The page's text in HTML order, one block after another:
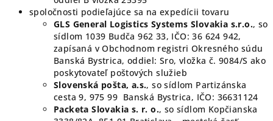
spoločnosti podieľajúce sa na expedícii tovaru
GLS General Logistics Systems Slovakia s.r.o., so
sídlom 1039 Budča 962 33, IČO: 36 624 942,
zapísaná v Obchodnom registri Okresného súdu
Banská Bystrica, oddiel: Sro, vložka č. 9084/S ako
poskytovateľ poštových služieb
Slovenská pošta, a.s., so sídlom Partizánska
cesta 9, 975 99 Banská Bystrica, IČO: 36631124
Packeta Slovakia s. r. o., so sídlom Kopčianska